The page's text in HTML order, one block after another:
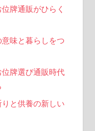
牌通販がひらく
味と暮らしをつ
牌選び通販時代
と供養の新しい